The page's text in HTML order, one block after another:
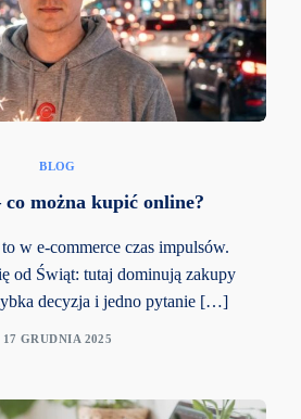
BLOG
co można kupić online?
w e-commerce czas impulsów.
od Świąt: tutaj dominują zakupy
decyzja i jedno pytanie […]
17 GRUDNIA 2025